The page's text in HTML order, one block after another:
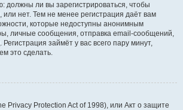
должны ли вы зарегистрироваться, чтобы
нет. Тем не менее регистрация даёт вам
которые недоступны анонимным
личные сообщения, отправка email-сообщений,
Регистрация займёт у вас всего пару минут,
это сделать.
Privacy Protection Act of 1998), или Акт о защите